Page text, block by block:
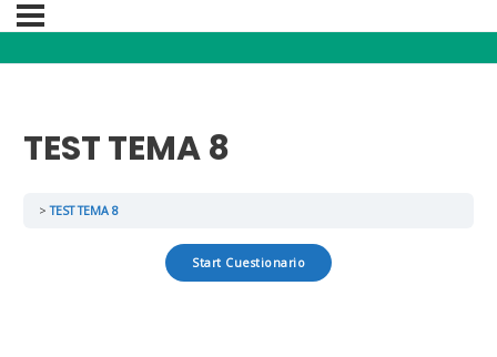
TEST TEMA 8
TEST TEMA 8